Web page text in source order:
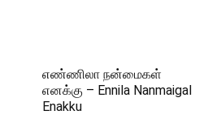
எண்ணிலா நன்மைகள்
எனக்கு – Ennila Nanmaigal
Enakku